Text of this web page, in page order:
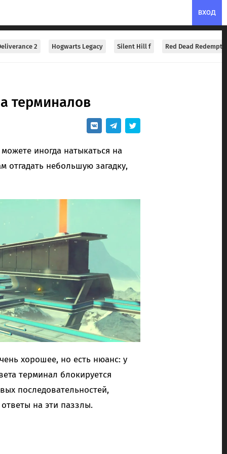
ВХОД
2 Hogwarts Legacy Silent Hill f Red Dead
терминалов
иногда натыкаться на
отгадать небольшую загадку,
хорошее, но есть нюанс: у
терминал блокируется
последовательностей,
на эти паззлы.